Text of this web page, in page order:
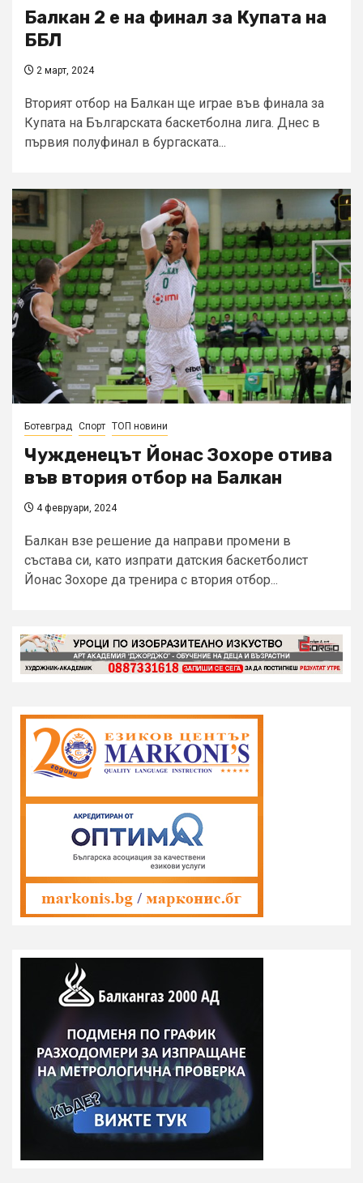
Балкан 2 е на финал за Купата на
ББЛ
2 март, 2024
Вторият отбор на Балкан ще играе във финала за
Купата на Българската баскетболна лига. Днес в
първия полуфинал в бургаската...
Ботевград Спорт ТОП новини
Чужденецът Йонас Зохоре отива
във втория отбор на Балкан
4 февруари, 2024
Балкан взе решение да направи промени в
състава си, като изпрати датския баскетболист
Йонас Зохоре да тренира с втория отбор...